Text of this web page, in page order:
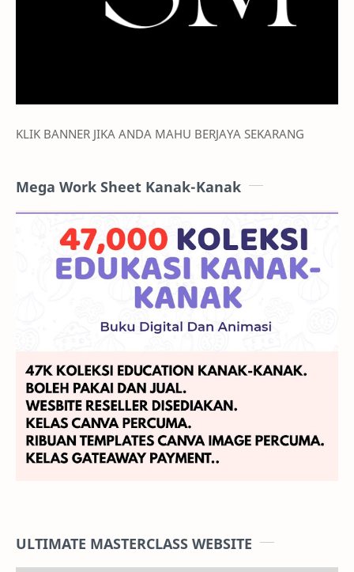
KLIK BANNER JIKA ANDA MAHU BERJAYA SEKARANG
Mega Work Sheet Kanak-Kanak
ULTIMATE MASTERCLASS WEBSITE